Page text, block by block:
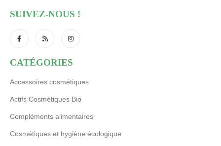
SUIVEZ-NOUS !
CATÉGORIES
Accessoires cosmétiques
Actifs Cosmétiques Bio
Compléments alimentaires
Cosmétiques et hygiène écologique